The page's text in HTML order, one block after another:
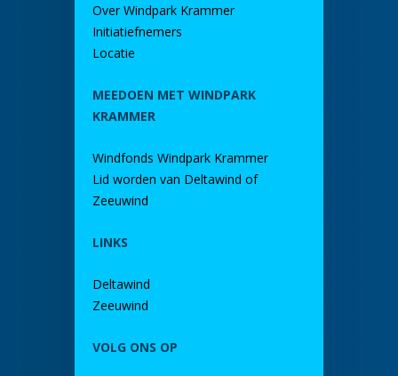
Over Windpark Krammer
Initiatiefnemers
Locatie
MEEDOEN MET WINDPARK
KRAMMER
Windfonds Windpark Krammer
Lid worden van Deltawind of
Zeeuwind
LINKS
Deltawind
Zeeuwind
VOLG ONS OP